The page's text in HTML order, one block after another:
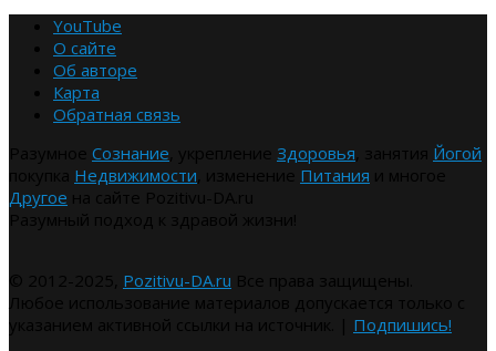
YouTube
О сайте
Об авторе
Карта
Обратная связь
Сознание Здоровья
Йогой
Недвижимости Питания
Другое
Pozitivu-DA.ru
Подпишись!